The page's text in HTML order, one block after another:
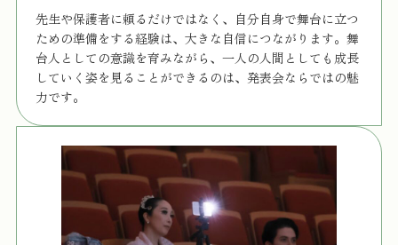
先生や保護者に頼るだけではなく、自分自身で舞台に立つ
ための準備をする経験は、大きな自信につながります。舞
台人としての意識を育みながら、一人の人間としても成長
していく姿を見ることができるのは、発表会ならではの魅
力です。